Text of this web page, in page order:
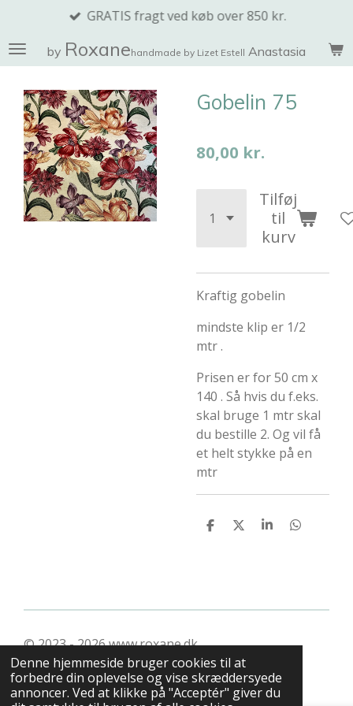
Denne hjemmeside bruger cookies til at
forbedre din oplevelse og vise skræddersyede
annoncer. Ved at klikke på "Acceptér" giver du
hovedindhold
by Roxanehandmade by Lizet Estell Anastasia
GRATIS fragt ved køb over 850 kr.
Gobelin 75
80,00 kr.
Tilføj
til
kurv
Kraftig gobelin
mindste klip er 1/2
mtr .
Prisen er for 50 cm x
140 . Så hvis du f.eks.
skal bruge 1 mtr skal
du bestille 2. Og vil få
et helt stykke på en
mtr
D
D
D
D
© 2023 - 2026 www.roxane.dk